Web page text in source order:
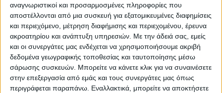
αναγνωριστικοί και προσαρμοσμένες πληροφορίες που
αποστέλλονται από μια συσκευή για εξατομικευμένες διαφημίσεις
και περιεχόμενο, μέτρηση διαφήμισης και περιεχομένου, έρευνα
ακροατηρίου και ανάπτυξη υπηρεσιών. Με την άδειά σας, εμείς
και οι συνεργάτες μας ενδέχεται να χρησιμοποιήσουμε ακριβή
δεδομένα γεωγραφικής τοποθεσίας και ταυτοποίησης μέσω
σάρωσης συσκευών. Μπορείτε να κάνετε κλικ για να συναινέσετε
στην επεξεργασία από εμάς και τους συνεργάτες μας όπως
περιγράφεται παραπάνω. Εναλλακτικά, μπορείτε να αποκτήσετε
Εύβοια, τα 10.000Euro στα νησιά με
πληθυσμό μεγαλύτερο των 3.100 κατοίκων
και τα 8.000Euro στα νησιά με πληθυσμό
μικρότερο ή ίσο των 3.100 κατοίκων ή να
έχουν δηλώσει τουλάχιστον 103 κυψέλες
στην ηπειρωτική Χώρα, την Κρήτη και την
Εύβοια, 74 στα νησιά της Χώρας με